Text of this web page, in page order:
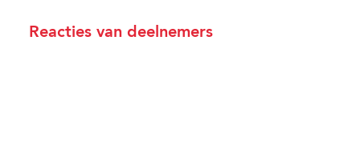
Reacties van deelnemers